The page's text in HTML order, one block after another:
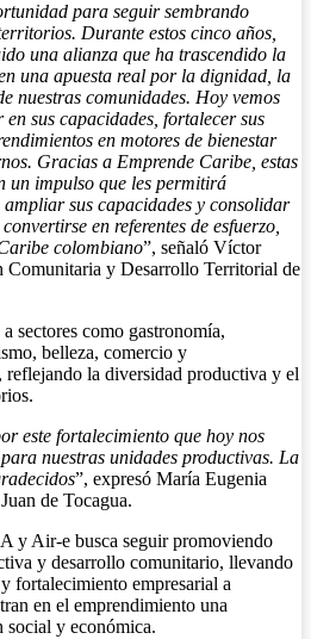
para seguir sembrando
Durante estos cinco años,
una alianza que ha trascendido la
una apuesta real por la dignidad, la
nuestras comunidades. Hoy vemos
sus capacidades, fortalecer sus
en motores de bienestar
Gracias a Emprende Caribe, estas
un impulso que les permitirá
sus capacidades y consolidar
en referentes de esfuerzo,
colombiano”, señaló Víctor
Comunitaria y Desarrollo Territorial de
sectores como gastronomía,
belleza, comercio y
reflejando la diversidad productiva y el
este fortalecimiento que hoy nos
nuestras unidades productivas. La
”, expresó María Eugenia
de Tocagua.
y Air-e busca seguir promoviendo
y desarrollo comunitario, llevando
fortalecimiento empresarial a
en el emprendimiento una
social y económica.